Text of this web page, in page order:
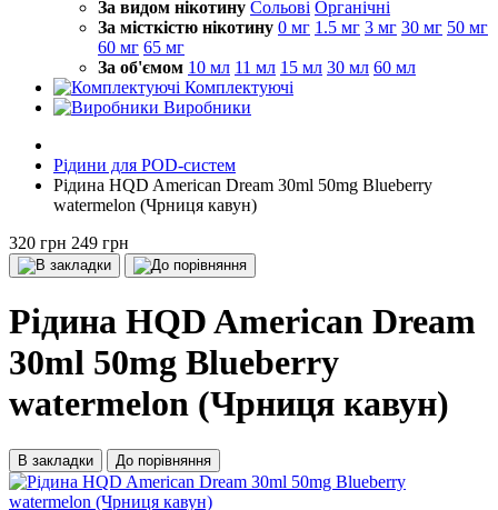
За видом нікотину Сольові Органічні
За місткістю нікотину 0 мг 1.5 мг 3 мг 30 мг 50 мг
60 мг 65 мг
За об'ємом 10 мл 11 мл 15 мл 30 мл 60 мл
Комплектуючі
Виробники
Рідини для POD-систем
Рідина HQD American Dream 30ml 50mg Blueberry
watermelon (Чрниця кавун)
320 грн 249 грн
Рідина HQD American Dream
30ml 50mg Blueberry
watermelon (Чрниця кавун)
В закладки До порівняння